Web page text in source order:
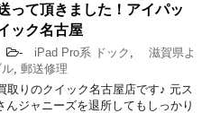
って頂きました！アイパッ
ック名古屋
- iPad Pro系 ドック
滋賀県よ
郵送修理
取りのクイック名古屋店です♪ 元ス
んジャニーズを退所してもしっかり